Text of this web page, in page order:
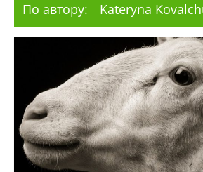
По автору: Kateryna